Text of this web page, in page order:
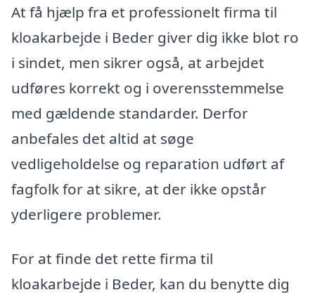
At få hjælp fra et professionelt firma til
kloakarbejde i Beder giver dig ikke blot ro
i sindet, men sikrer også, at arbejdet
udføres korrekt og i overensstemmelse
med gældende standarder. Derfor
anbefales det altid at søge
vedligeholdelse og reparation udført af
fagfolk for at sikre, at der ikke opstår
yderligere problemer.
For at finde det rette firma til
kloakarbejde i Beder, kan du benytte dig